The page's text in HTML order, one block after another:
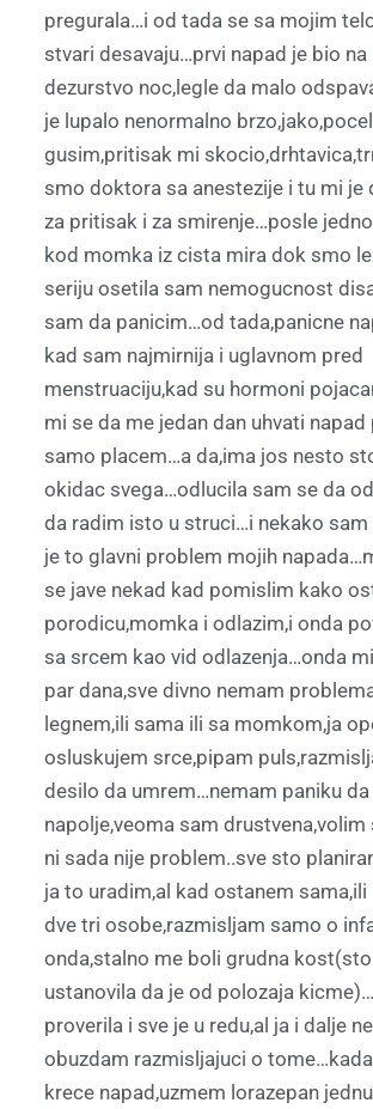
pregurala…i od tada se sa mojim
stvari desavaju…prvi napad je bio
dezurstvo noc,legle da malo
je lupalo nenormalno
gusim,pritisak mi
smo doktora sa anestezije i tu mi je
za pritisak i za smirenje…posle
kod momka iz cista mira dok smo
seriju osetila sam nemogucnost
sam da panicim…od tada,panicne
kad sam najmirnija i uglavnom pred
menstruaciju,kad su hormoni
mi se da me jedan dan uhvati napad
samo placem…a da,ima jos nesto
okidac svega…odlucila sam se da
da radim isto u struci…i nekako sam
je to glavni problem mojih
se jave nekad kad pomislim kako
porodicu,momka i odlazim,i onda
sa srcem kao vid odlazenja…onda
par dana,sve divno nemam
legnem,ili sama ili sa momkom,ja
osluskujem srce,pipam
desilo da umrem…nemam paniku
napolje,veoma sam drustvena,volim
ni sada nije problem..sve sto
ja to uradim,al kad ostanem sama,ili
dve tri osobe,razmisljam samo o
onda,stalno me boli grudna
ustanovila da je od polozaja
proverila i sve je u redu,al ja i dalje
obuzdam razmisljajuci o
krece napad,uzmem lorazepan